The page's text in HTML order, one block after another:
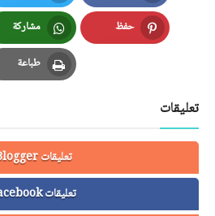
Facebook
Twitter
حفظ
Pinterest
مشاركة
Whatsapp
طباعة
Print
تعليقات
تعليقات Blogger
تعليقات Facebook